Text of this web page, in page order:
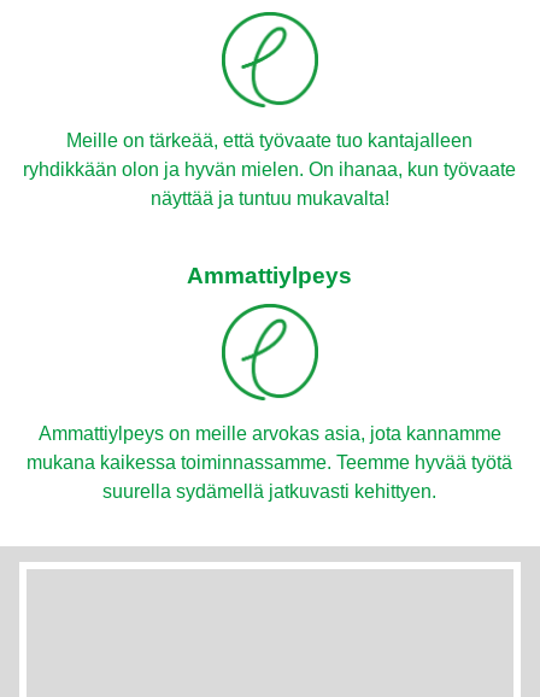
Meille on tärkeää, että työvaate tuo kantajalleen
ryhdikkään olon ja hyvän mielen. On ihanaa, kun työvaate
näyttää ja tuntuu mukavalta!
Ammattiylpeys
Ammattiylpeys on meille arvokas asia, jota kannamme
mukana kaikessa toiminnassamme. Teemme hyvää työtä
suurella sydämellä jatkuvasti kehittyen.